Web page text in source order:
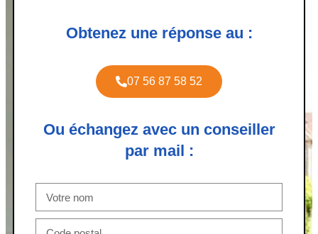
Obtenez une réponse au :
07 56 87 58 52
Ou échangez avec un conseiller
par mail :